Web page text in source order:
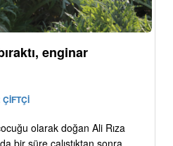
enginar
olarak doğan Ali Rıza
bir süre çalıştıktan sonra